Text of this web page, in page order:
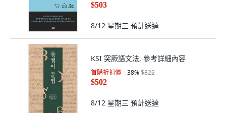
$503
8/12 星期三 預計送達
KSI 突厥語文法, 參考詳細內容
首購折扣價 38%$822
$502
8/12 星期三 預計送達